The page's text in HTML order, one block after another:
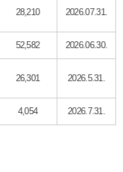
28,210 2026.07.31.
52,582 2026.06.30.
26,301 2026.5.31.
4,054 2026.7.31.